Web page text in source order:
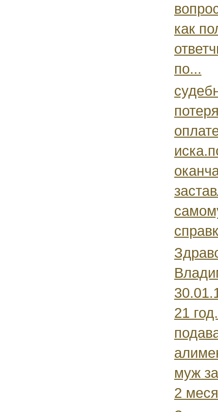
как
по...
21
муж
2